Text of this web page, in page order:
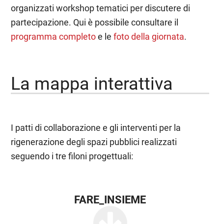
organizzati workshop tematici per discutere di
partecipazione. Qui è possibile consultare il
programma completoe lefoto della giornata.
La mappa interattiva
I patti di collaborazione e gli interventi per la
rigenerazione degli spazi pubblici realizzati
seguendo i tre filoni progettuali:
FARE_INSIEME